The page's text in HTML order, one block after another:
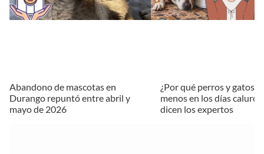
Abandono de mascotas en
Durango repuntó entre abril y
mayo de 2026
¿Por qué perros y gatos
menos en los días
dicen los expertos